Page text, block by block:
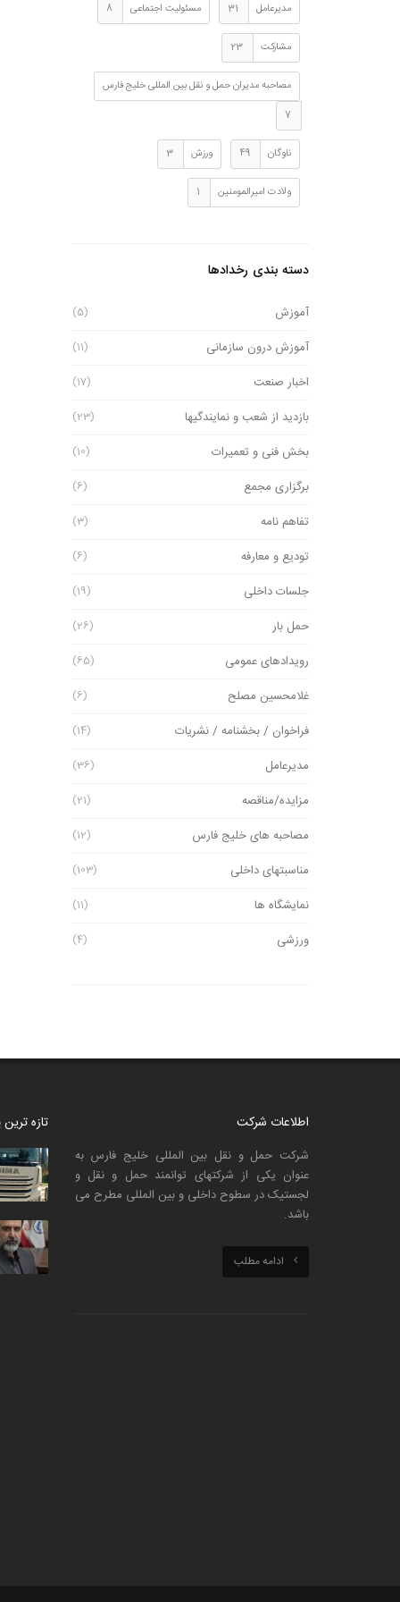
مدیرعامل 31 مسئولیت اجتماعی 8
مشارکت 23
مصاحبه مدیران حمل و نقل بین المللی خلیج فارس
7
ناوگان 49 ورزش 3
ولادت امیرالمومنین 1
دسته بندی رخدادها
آموزش (5)
آموزش درون سازمانی (11)
اخبار صنعت (17)
بازدید از شعب و نمایندگیها (23)
بخش فنی و تعمیرات (10)
برگزاری مجمع (6)
تفاهم نامه (3)
تودیع و معارفه (6)
جلسات داخلی (19)
حمل بار (26)
رویدادهای عمومی (65)
غلامحسین مصلح (6)
فراخوان / بخشنامه / نشریات (14)
مدیرعامل (36)
مزایده/مناقصه (21)
مصاحبه های خلیج فارس (12)
مناسبتهای داخلی (103)
نمایشگاه ها (11)
ورزشی (4)
اطلاعات شرکت
شرکت حمل و نقل بین المللی خلیج فارس به
عنوان یکی از شرکتهای توانمند حمل و نقل و
لجستیک در سطوح داخلی و بین المللی مطرح می
باشد.
ادامه مطلب
تازه